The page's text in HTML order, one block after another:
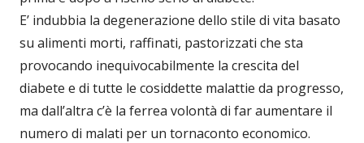
E’ indubbia la degenerazione dello stile di vita basato
su alimenti morti, raffinati, pastorizzati che sta
provocando inequivocabilmente la crescita del
diabete e di tutte le cosiddette malattie da progresso,
ma dall’altra c’è la ferrea volontà di far aumentare il
numero di malati per un tornaconto economico.